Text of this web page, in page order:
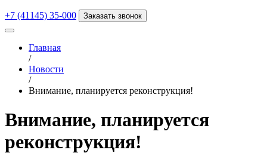
+7 (41145) 35-000 Заказать звонок
Главная
/
Новости
/
Внимание, планируется реконструкция!
Внимание, планируется
реконструкция!